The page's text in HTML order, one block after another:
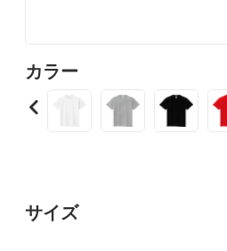
カラー
サイズ